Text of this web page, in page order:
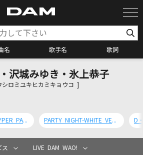
名 歌手名 歌詞
カラオケ検索
ラオケリクエスト
沢城みゆき・氷上恭子
シロミユキヒカミキョウコ ]
PARTY NIGHT-HYPER PARAPARA VERSION- PARTY NIGHT-WHITE VERSION- D
ス LIVE DAM WAO!